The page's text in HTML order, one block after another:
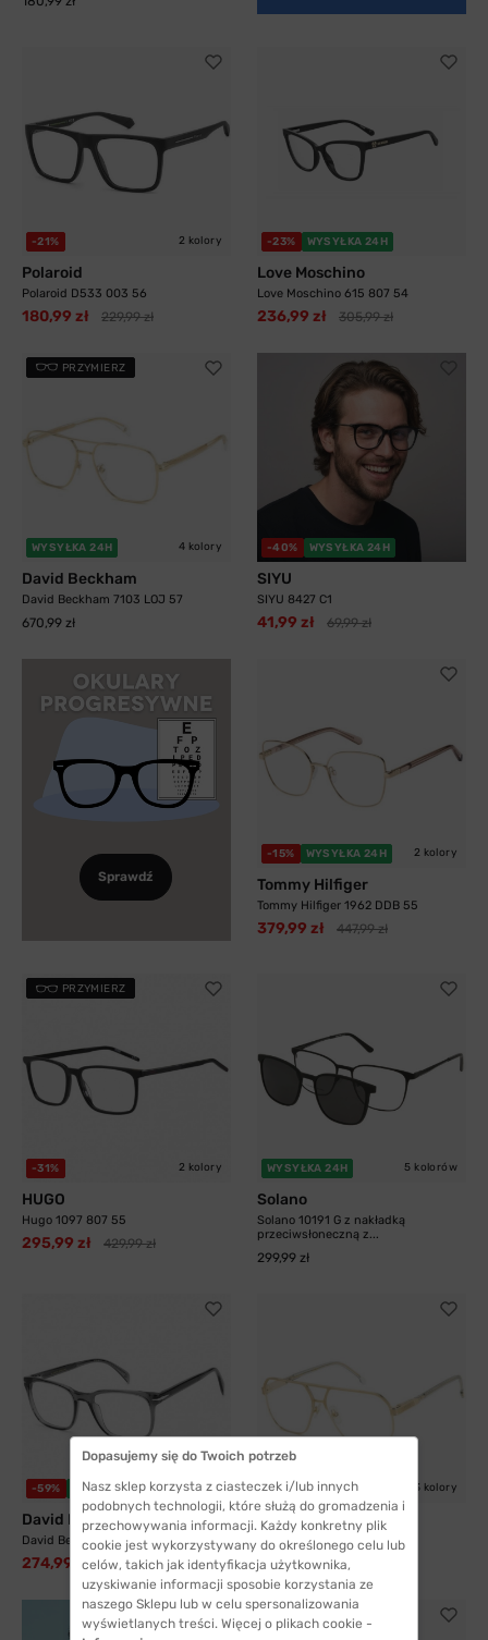
-21% 2 kolory
Polaroid
Polaroid D533 003 56
180,99 zł 229,99 zł
-23% WYSYŁKA 24H
Love Moschino
Love Moschino 615 807 54
236,99 zł 305,99 zł
PRZYMIERZ
WYSYŁKA 24H 4 kolory
David Beckham
David Beckham 7103 LOJ 57
670,99 zł
-40% WYSYŁKA 24H
SIYU
SIYU 8427 C1
41,99 zł 69,99 zł
Sprawdź
-15% WYSYŁKA 24H 2 kolory
Tommy Hilfiger
Tommy Hilfiger 1962 DDB 55
379,99 zł 447,99 zł
PRZYMIERZ
-31% 2 kolory
HUGO
Hugo 1097 807 55
295,99 zł 429,99 zł
WYSYŁKA 24H 5 kolorów
Solano
Solano 10191 G z nakładką
przeciwsłoneczną z...
299,99 zł
-59% WYSYŁKA 24H
David Beckham
David Beckham 1083 KB7 52
274,99 zł 676,99 zł
-30% WYSYŁKA 24H 3 kolory
Carrera
Carrera 1135 J5G 60
429,99 zł 609,99 zł
Dopasujemy się do Twoich potrzeb
Nasz sklep korzysta z ciasteczek i/lub innych
podobnych technologii, które służą do gromadzenia i
przechowywania informacji. Każdy konkretny plik
cookie jest wykorzystywany do określonego celu lub
celów, takich jak identyfikacja użytkownika,
uzyskiwanie informacji sposobie korzystania ze
naszego Sklepu lub w celu spersonalizowania
wyświetlanych treści. Więcej o plikach cookie -